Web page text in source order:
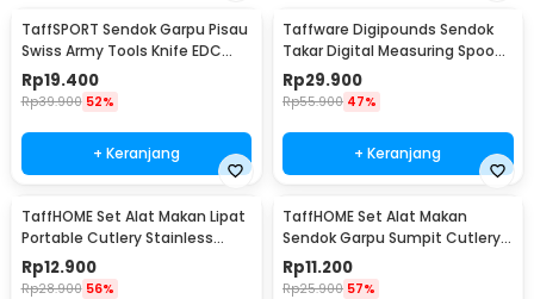
TaffSPORT Sendok Garpu Pisau
Swiss Army Tools Knife EDC
6in1 - A007
Rp19.400
Rp39.900 52%
+ Keranjang
Taffware Digipounds Sendok
Takar Digital Measuring Spoon
500g 0.1g - HM10
Rp29.900
Rp55.900 47%
+ Keranjang
TaffHOME Set Alat Makan Lipat
Portable Cutlery Stainless
Steel 410 - AOTU
Rp12.900
Rp28.900 56%
TaffHOME Set Alat Makan
Sendok Garpu Sumpit Cutlery
with Pouch - CJ0091
Rp11.200
Rp25.900 57%